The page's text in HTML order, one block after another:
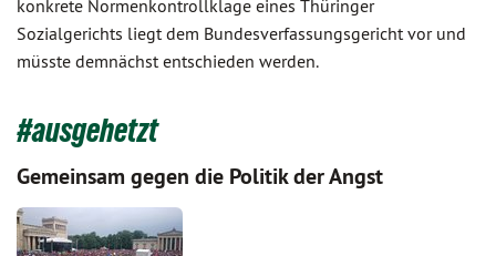
konkrete Normenkontrollklage eines Thüringer
Sozialgerichts liegt dem Bundesverfassungsgericht vor und
müsste demnächst entschieden werden.
#ausgehetzt
Gemeinsam gegen die Politik der Angst